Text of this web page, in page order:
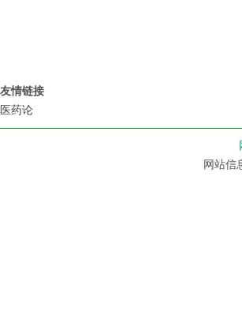
友情链接
医药论
网站信